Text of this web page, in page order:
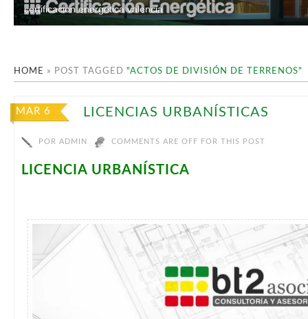
certificacion energetica valencia
HOME » POST TAGGED "ACTOS DE DIVISIÓN DE TERRENOS"
MAR 6 LICENCIAS URBANÍSTICAS
POR ADMIN COMMENTS ARE OFF FOR THIS POST
LICENCIA URBANÍSTICA